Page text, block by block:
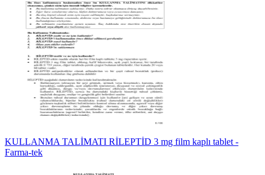
KULLANMA TALİMATI RİLEPTİD 3 mg film kaplı tablet -
Farma-tek